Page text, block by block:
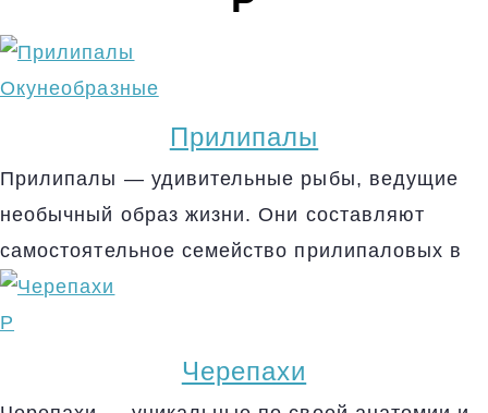
Окунеобразные
Прилипалы
Прилипалы — удивительные рыбы, ведущие
необычный образ жизни. Они составляют
самостоятельное семейство прилипаловых в
Р
Черепахи